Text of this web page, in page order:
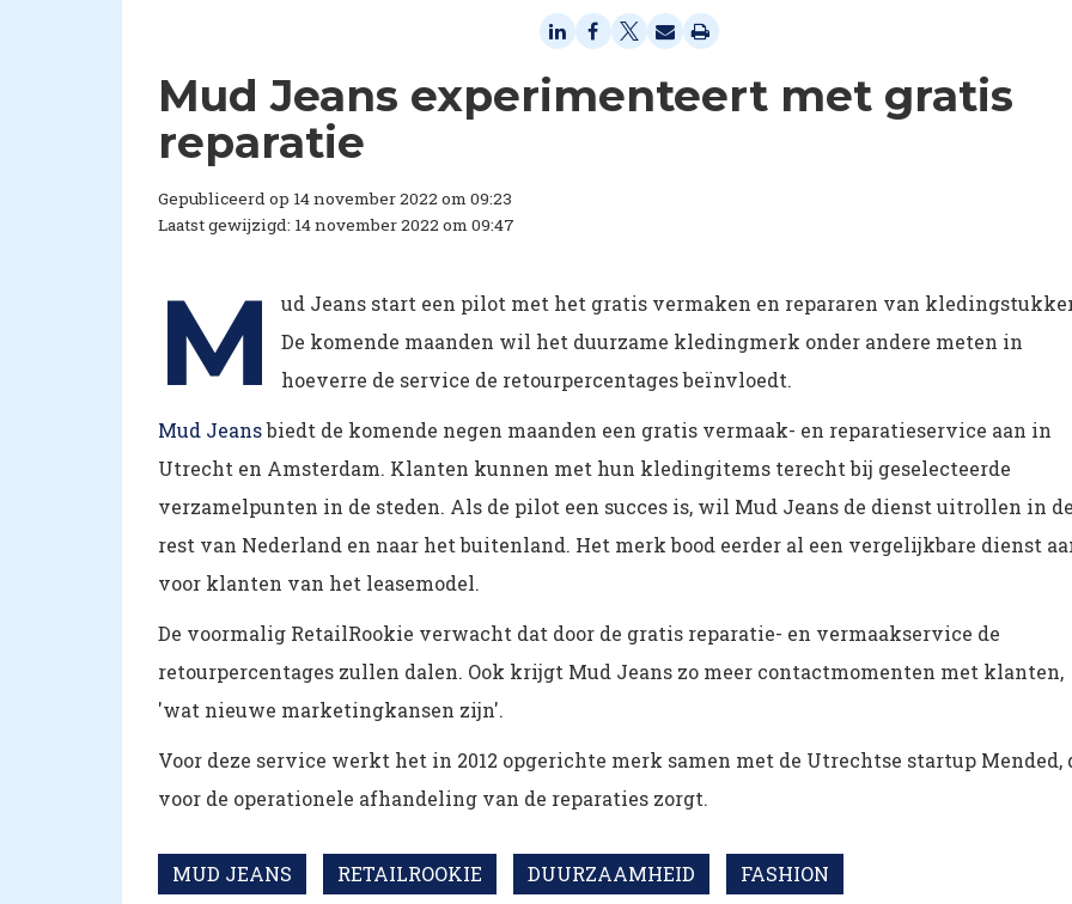
Mud Jeans experimenteert met gratis
reparatie
Gepubliceerd op 14 november 2022 om 09:23
Laatst gewijzigd: 14 november 2022 om 09:47
M
ud Jeans start een pilot met het gratis vermaken en repararen van
De komende maanden wil het duurzame kledingmerk onder andere meten in
hoeverre de service de retourpercentages beïnvloedt.
Mud Jeansbiedt de komende negen maanden een gratis vermaak- en reparatieservice aan in
Utrecht en Amsterdam. Klanten kunnen met hun kledingitems terecht bij geselecteerde
verzamelpunten in de steden. Als de pilot een succes is, wil Mud Jeans de dienst uitrollen in
rest van Nederland en naar het buitenland. Het merk bood eerder al een vergelijkbare dienst
voor klanten van het leasemodel.
De voormalig RetailRookie verwacht dat door de gratis reparatie- en vermaakservice de
retourpercentages zullen dalen. Ook krijgt Mud Jeans zo meer contactmomenten met klanten,
'wat nieuwe marketingkansen zijn'.
Voor deze service werkt het in 2012 opgerichte merk samen met de Utrechtse startup Mended,
voor de operationele afhandeling van de reparaties zorgt.
MUD JEANS RETAILROOKIE DUURZAAMHEID FASHION